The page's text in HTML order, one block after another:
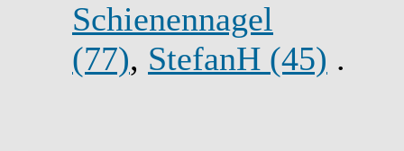
Schienennagel
(77), StefanH (45) .